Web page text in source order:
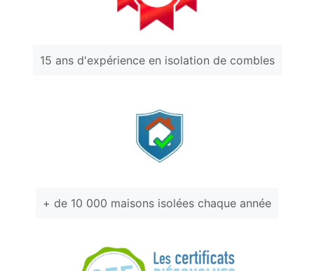
15 ans d'expérience en isolation de combles
+ de 10 000 maisons isolées chaque année